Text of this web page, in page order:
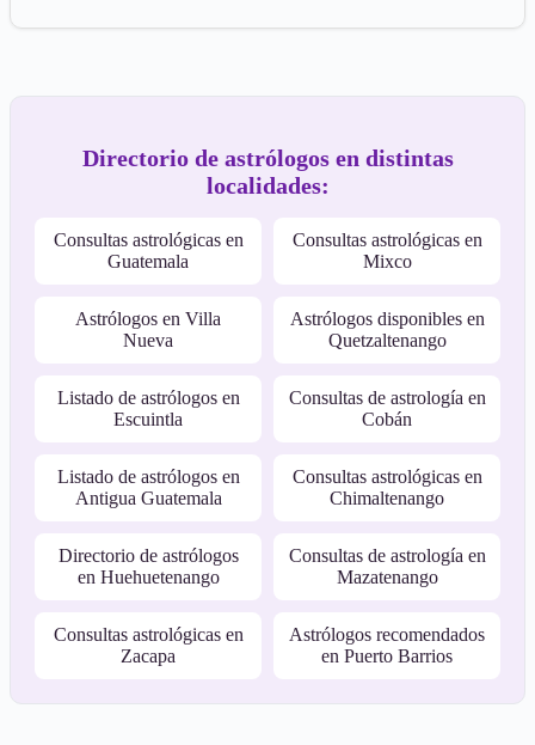
Directorio de astrólogos en distintas
localidades:
Consultas astrológicas en
Guatemala
Consultas astrológicas en
Mixco
Astrólogos en Villa
Nueva
Astrólogos disponibles en
Quetzaltenango
Listado de astrólogos en
Escuintla
Consultas de astrología en
Cobán
Listado de astrólogos en
Antigua Guatemala
Consultas astrológicas en
Chimaltenango
Directorio de astrólogos
en Huehuetenango
Consultas de astrología en
Mazatenango
Consultas astrológicas en
Zacapa
Astrólogos recomendados
en Puerto Barrios